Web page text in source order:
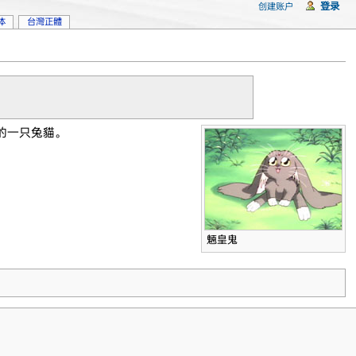
魎皇鬼
只兔貓。
台灣正體
创建账户 登录